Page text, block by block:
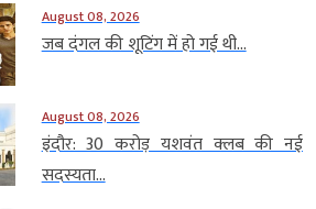
August 08, 2026
जब दंगल की शूटिंग में हो गई थी...
August 08, 2026
इंदौर: 30 करोड़ यशवंत क्लब की नई
सदस्यता...